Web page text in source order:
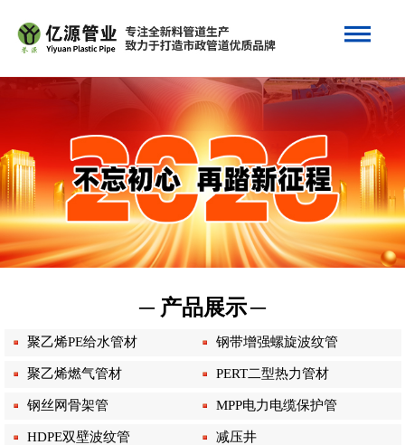
─ 产品展示─
聚乙烯PE给水管材 钢带增强螺旋波纹管
聚乙烯燃气管材 PERT二型热力管材
钢丝网骨架管 MPP电力电缆保护管
HDPE双壁波纹管 减压井